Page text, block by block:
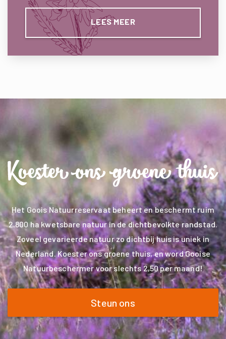
LEES MEER
Het Goois Natuurreservaat beheert en beschermt ruim
2.800 ha kwetsbare natuur in de dichtbevolkte randstad.
Zoveel gevarieerde natuur zo dichtbij huis is uniek in
Nederland. Koester ons groene thuis, en word Gooise
Natuurbeschermer voor slechts 2,50 per maand!
Steun ons